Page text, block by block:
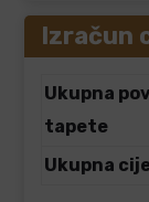
Izračun
Ukupna
tapete
Ukupna